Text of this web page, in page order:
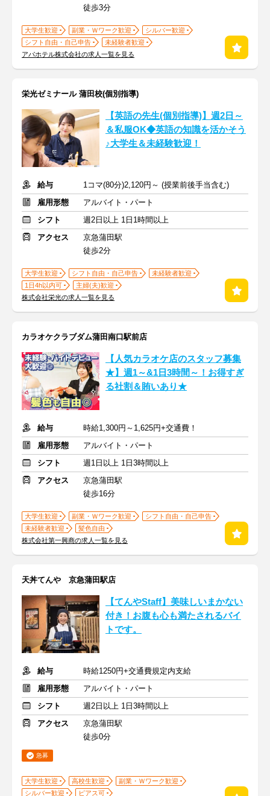
徒歩3分
大学生歓迎 副業・Ｗワーク歓迎
シルバー歓迎
シフト自由・自己申告
未経験者歓迎
アパホテル株式会社の求人一覧を見る
栄光ゼミナール 蒲田校(個別指導)
【英語の先生(個別指導)】週2日～
＆私服OK◆英語の知識を活かそう
♪大学生＆未経験歓迎！
給与
1コマ(80分)2,120円～ (授業前後手当含む)
雇用形態
アルバイト・パート
シフト
週2日以上 1日1時間以上
アクセス
京急蒲田駅
徒歩2分
大学生歓迎 シフト自由・自己申告
未経験者歓迎
1日4h以内可
主婦(夫)歓迎
株式会社栄光の求人一覧を見る
カラオケクラブダム蒲田南口駅前店
【人気カラオケ店のスタッフ募集
★】週1～&1日3時間～！お得すぎ
る社割＆賄いあり★
給与
時給1,300円～1,625円+交通費！
雇用形態
アルバイト・パート
シフト
週1日以上 1日3時間以上
アクセス
京急蒲田駅
徒歩16分
大学生歓迎 副業・Ｗワーク歓迎
シフト自由・自己申告
未経験者歓迎
髪色自由
株式会社第一興商の求人一覧を見る
天丼てんや 京急蒲田駅店
【てんやStaff】美味しいまかない
付き！お腹も心も満たされるバイ
トです。
給与
時給1250円+交通費規定内支給
雇用形態
アルバイト・パート
シフト
週2日以上 1日3時間以上
アクセス
京急蒲田駅
徒歩0分
急募
大学生歓迎 高校生歓迎
副業・Ｗワーク歓迎
シルバー歓迎
ピアス可